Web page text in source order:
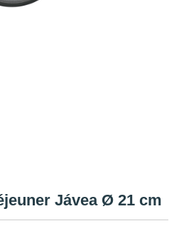
Jávea Ø 21 cm